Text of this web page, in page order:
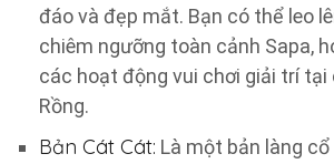
đáo và đẹp mắt. Bạn có thể leo
chiêm ngưỡng toàn cảnh Sapa,
các hoạt động vui chơi giải trí tại
Rồng.
Bản Cát Cát: Là một bản làng